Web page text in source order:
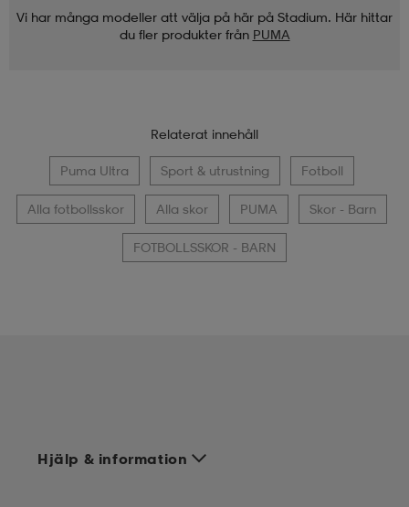
Vi har många modeller att välja på här på Stadium. Här hittar
du fler produkter från PUMA
Relaterat innehåll
Puma Ultra Sport & utrustning Fotboll
Alla fotbollsskor Alla skor PUMA Skor - Barn
FOTBOLLSSKOR - BARN
Hjälp & information